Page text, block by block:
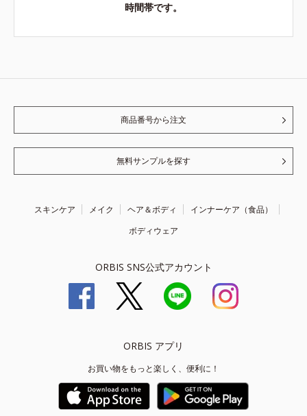
時間帯です。
商品番号から注文
無料サンプルを探す
スキンケア メイク ヘア＆ボディ
インナーケア（食品）
ボディウェア
ORBIS SNS公式アカウント
ORBIS アプリ
お買い物をもっと楽しく、便利に！